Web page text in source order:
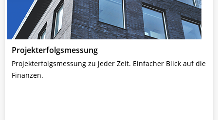
Projekterfolgsmessung
Projekterfolgsmessung zu jeder Zeit. Einfacher Blick auf die
Finanzen.